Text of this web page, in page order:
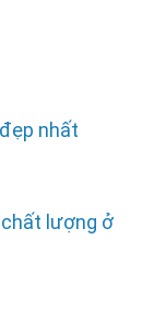
nhất
lượng ở